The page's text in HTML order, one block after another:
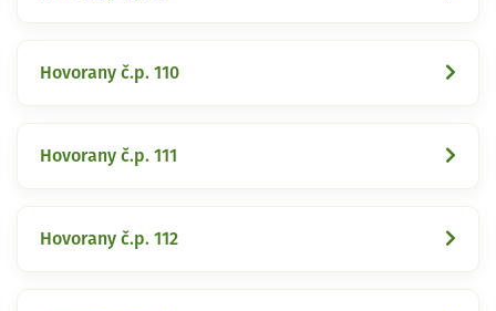
Hovorany č.p. 110
Hovorany č.p. 111
Hovorany č.p. 112